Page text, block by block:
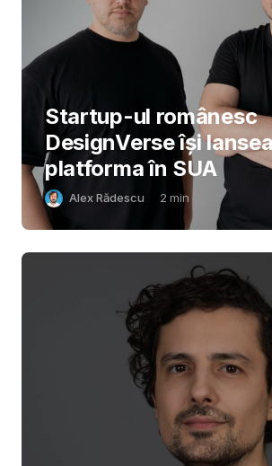
Startup-ul românesc
DesignVerse își
platforma în SUA
Alex Rădescu 2 min